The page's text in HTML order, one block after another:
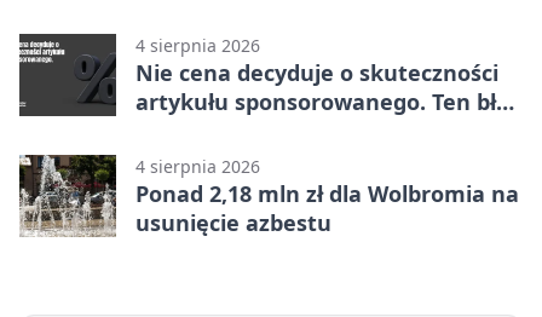
4 sierpnia 2026
Nie cena decyduje o skuteczności
artykułu sponsorowanego. Ten błąd
4 sierpnia 2026
Ponad 2,18 mln zł dla Wolbromia na
usunięcie azbestu